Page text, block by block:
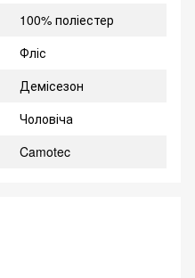
100% поліестер
Фліс
Демісезон
Чоловіча
Camotec